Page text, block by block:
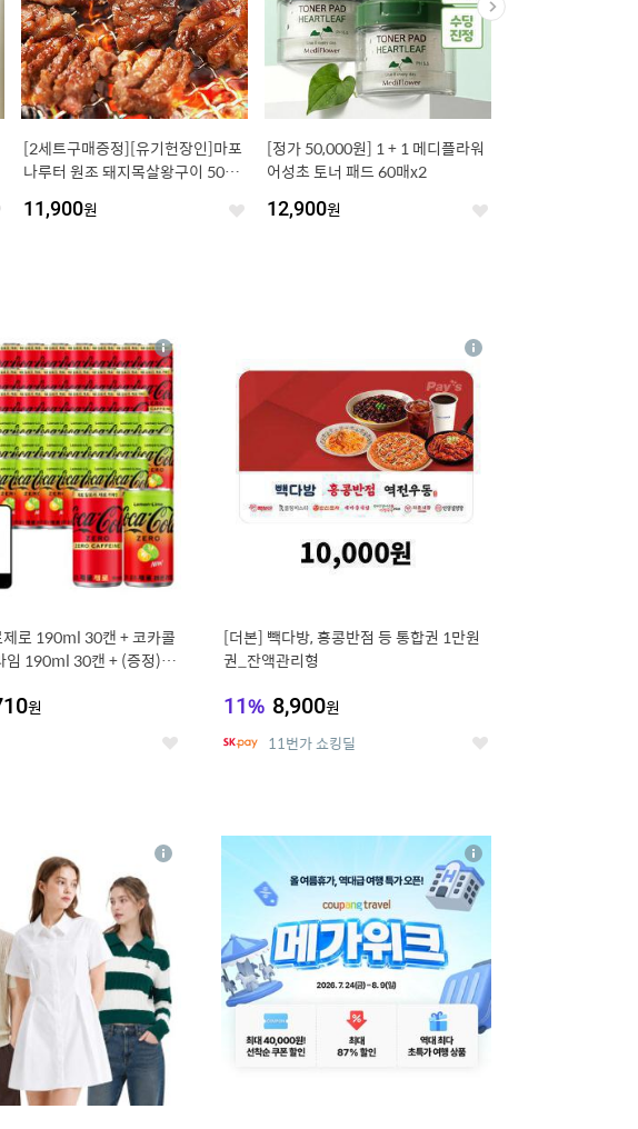
[2세트구매증정][유기헌장인]마포
나루터 원조 돼지목살왕구이 500g
11,900원 좋
[정가 50,000원] 1 + 1 메디플라워
어성초 토너 패드 60매x2
12,900원 좋
로 190ml 30캔 + 코카콜
임 190ml 30캔 + (증정) 콜
원
좋
상
세
[더본] 빽다방, 홍콩반점 등 통합권 1만원
권_잔액관리형
11% 8,900원
11번가 쇼킹딜 좋
상
세
상
8
상
세